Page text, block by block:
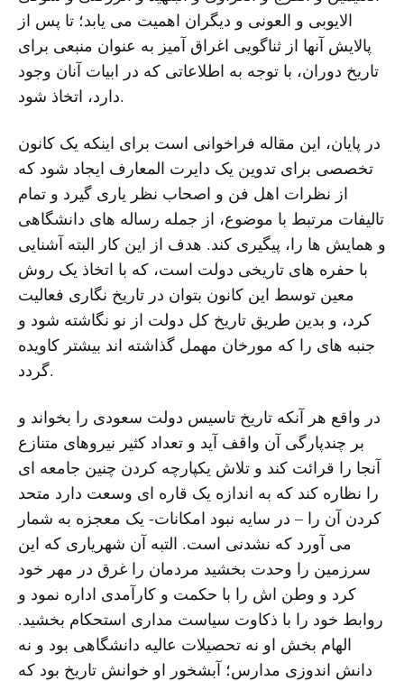
الایوبی و العونی و دیگران اهمیت می یابد؛ تا پس از
پالایش آنها از ثناگویی اغراق آمیز به عنوان منبعی برای
تاریخ دوران، با توجه به اطلاعاتی که در ابیات آنان وجود
دارد، اتخاذ شود.
در پایان، این مقاله فراخوانی است برای اینکه یک کانون
تخصصی برای تدوین یک دایرت المعارف ایجاد شود که
از نظرات اهل فن و اصحاب نظر یاری گیرد و تمام
تالیفات مرتبط با موضوع، از جمله رساله های دانشگاهی
و همایش ها را، پیگیری کند. هدف از این کار البته آشنایی
با حفره های تاریخی دولت است، که با اتخاذ یک روش
معین توسط این کانون بتوان در تاریخ نگاری فعالیت
کرد، و بدین طریق تاریخ کل دولت از نو نگاشته شود و
جنبه های را که مورخان مهمل گذاشته اند بیشتر کاویده
گردد.
در واقع هر آنکه تاریخ تاسیس دولت سعودی را بخواند و
بر چندپارگی آن واقف آید و تعداد کثیر نیروهای متنازع
آنجا را قرائت کند و تلاش یکپارچه کردن چنین جامعه ای
را نظاره کند که به اندازه یک قاره ای وسعت دارد متحد
کردن آن را – در سایه نبود امکانات- یک معجزه به شمار
می آورد که نشدنی است. التبه آن شهریاری که این
سرزمین را وحدت بخشید مردمان را غرق در مهر خود
کرد و وطن اش را با حکمت و کارآمدی اداره نمود و
روابط خود را با ذکاوت سیاست مداری استحکام بخشید.
الهام بخش او نه تحصیلات عالیه دانشگاهی بود و نه
دانش اندوزی مدارس؛ آبشخور او خوانش تاریخ بود که